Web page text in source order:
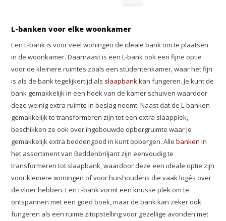
L-banken voor elke woonkamer
Een L-bank is voor veel woningen de ideale bank om te plaatsen
in de woonkamer. Daarnaast is een L-bank ook een fijne optie
voor de kleinere ruimtes zoals een studentenkamer, waar het fijn
is als de bank tegelijkertijd als slaapbankkan fungeren. Je kunt de
bank gemakkelijk in een hoek van de kamer schuiven waardoor
deze weinig extra ruimte in beslag neemt. Naast dat de L-banken
gemakkelijk te transformeren zijn tot een extra slaapplek,
beschikken ze ook over ingebouwde opbergruimte waar je
gemakkelijk extra beddengoed in kunt opbergen. Allebanken in
het assortiment van Beddenbriljant zijn eenvoudig te
transformeren tot slaapbank, waardoor deze een ideale optie zijn
voor kleinere woningen of voor huishoudens die vaak logés over
de vloer hebben. Een L-bank vormt een knusse plek om te
ontspannen met een goed boek, maar de bank kan zeker ook
fungeren als een ruime zitopstelling voor gezellige avonden met